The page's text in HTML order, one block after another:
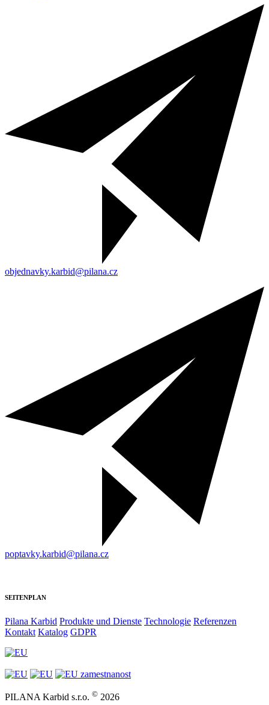
objednavky.karbid@pilana.cz
poptavky.karbid@pilana.cz
SEITENPLAN
Pilana Karbid Produkte und Dienste Technologie Referenzen
Kontakt Katalog GDPR
PILANA Karbid s.r.o. © 2026